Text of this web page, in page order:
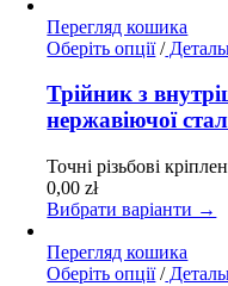
Перегляд кошика
Оберіть опції Цей
має
кілька
можна
на
товару
/
Трійник з
нержавіючої
Точні різьбові
0,00zł
Вибрати варіанти →
Перегляд кошика
Оберіть опції Цей
/